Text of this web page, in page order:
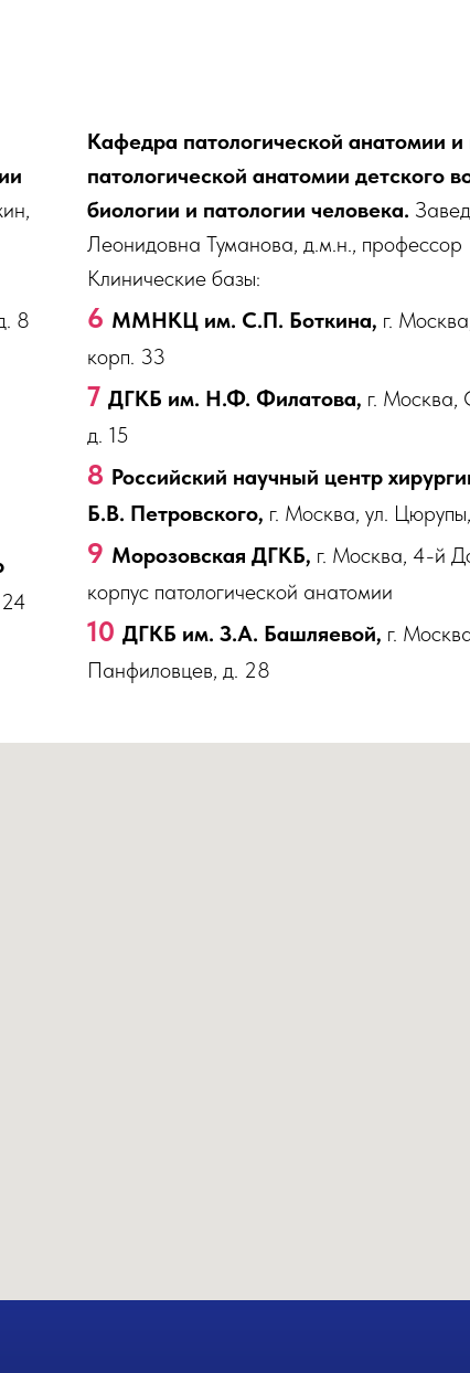
8
Кафедра патологической анатомии и
патологической анатомии детского
биологии и патологии человека.
Леонидовна Туманова, д.м.н., профессор
Клинические базы:
6 ММНКЦ им. С.П. Боткина, г.
корп. 33
7 ДГКБ им. Н.Ф. Филатова, г. Москва,
д. 15
8 Российский научный центр
Б.В. Петровского, г. Москва, ул.
9 Морозовская ДГКБ, г. Москва, 4-й
корпус патологической анатомии
10 ДГКБ им. З.А. Башляевой, г.
Панфиловцев, д. 28